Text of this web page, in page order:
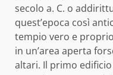
secolo a. C. o
quest’epoca così
tempio vero e
in un’area aperta
altari. Il primo